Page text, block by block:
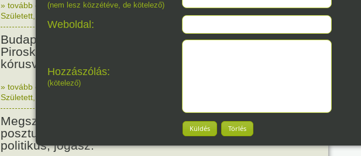
» tovább olvasom |Nincs hozzászólás, szólj hozzá!
Született
1876. 08. 07.
Budapesten megszületett Szalmás
Piroska zenetanárnő, zeneszerző,
kórusvezető.
128éve
» tovább olvasom|Nincs hozzászólás, szólj hozzá!
Született
Megszületett Bibó István,
posztumusz Széchenyi-díjas író,
politikus, jogász.
115
(nem lesz közzétéve, de kötelező)
Weboldal:
Hozzászólás:
(kötelező)
Küldés Törlés